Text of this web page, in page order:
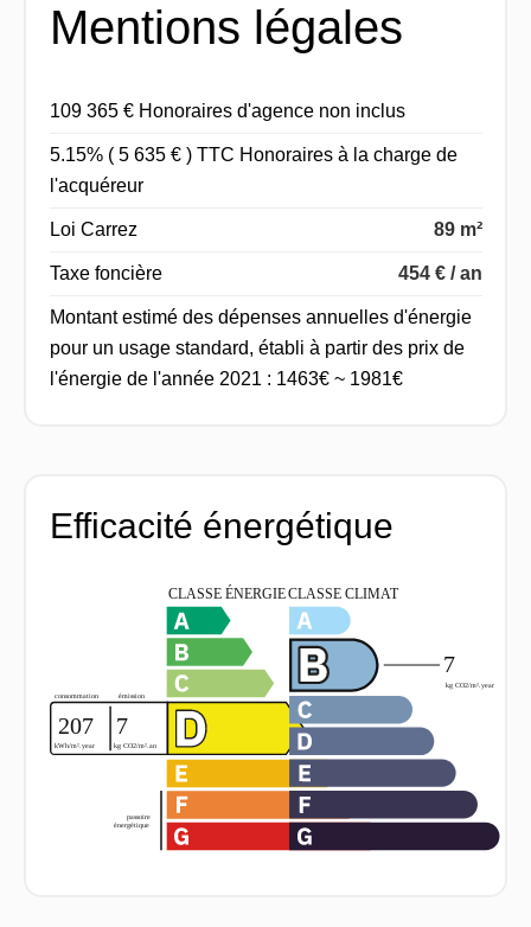
Mentions légales
109 365 € Honoraires d'agence non inclus
5.15% ( 5 635 € ) TTC Honoraires à la charge de
l'acquéreur
Loi Carrez 89 m²
Taxe foncière 454 € / an
Montant estimé des dépenses annuelles d'énergie
pour un usage standard, établi à partir des prix de
l'énergie de l'année 2021 : 1463€ ~ 1981€
Efficacité énergétique